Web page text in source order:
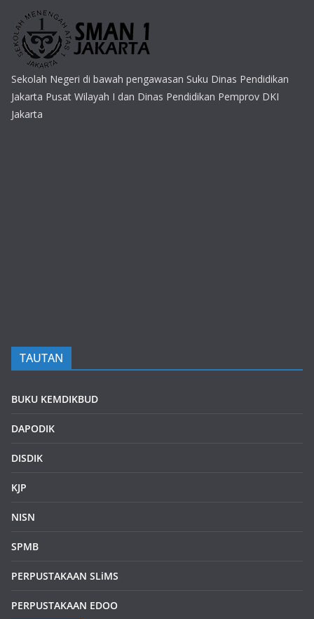
Sekolah Negeri di bawah pengawasan Suku Dinas Pendidikan
Jakarta Pusat Wilayah I dan Dinas Pendidikan Pemprov DKI
Jakarta
TAUTAN
BUKU KEMDIKBUD
DAPODIK
DISDIK
KJP
NISN
SPMB
PERPUSTAKAAN SLiMS
PERPUSTAKAAN EDOO